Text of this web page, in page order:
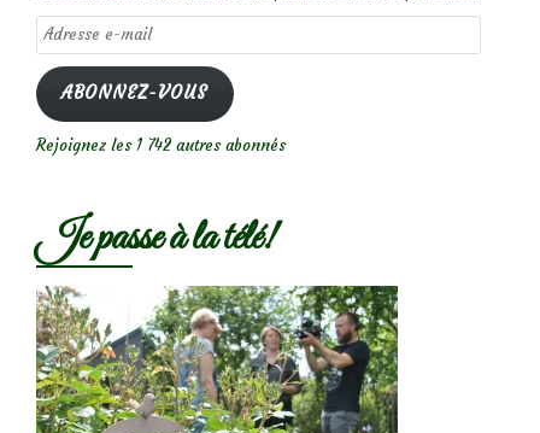
Adresse
e-
mail
ABONNEZ-VOUS
Rejoignez les 1 742 autres abonnés
Je passe à la télé!